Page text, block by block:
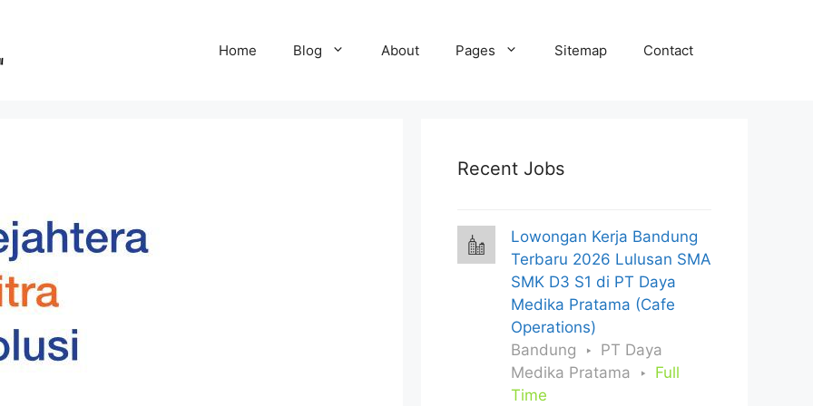
Home Blog About Pages Sitemap Contact
Recent Jobs
Lowongan Kerja Bandung
Terbaru 2026 Lulusan SMA
SMK D3 S1 di PT Daya
Medika Pratama (Cafe
Operations)
Bandung
PT Daya
Medika Pratama
Full
Time